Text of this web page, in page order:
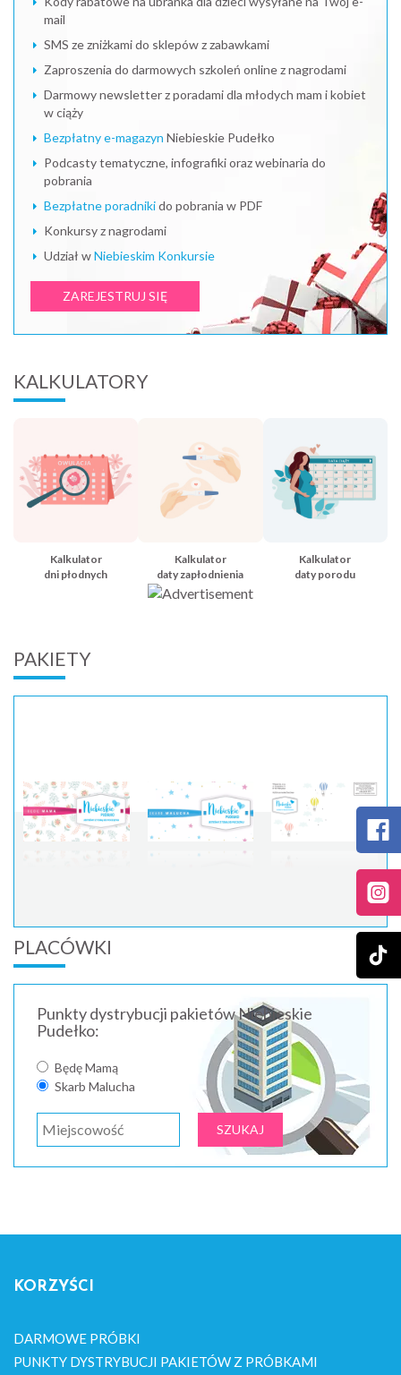
mail
SMS ze zniżkami do sklepów z zabawkami
Zaproszenia do darmowych szkoleń online z nagrodami
Darmowy newsletter z poradami dla młodych mam i kobiet
w ciąży
Bezpłatny e-magazyn Niebieskie Pudełko
Podcasty tematyczne, infografiki oraz webinaria do
pobrania
Bezpłatne poradnikido pobrania w PDF
Konkursy z nagrodami
Udział wNiebieskim Konkursie
ZAREJESTRUJ SIĘ
KALKULATORY
Kalkulator
dni płodnych
Kalkulator
daty zapłodnienia
Kalkulator
daty porodu
PAKIETY
PLACÓWKI
Punkty dystrybucji pakietów Niebieskie
Pudełko:
Będę Mamą
Skarb Malucha
KORZYŚCI
DARMOWE PRÓBKI
PUNKTY DYSTRYBUCJI PAKIETÓW Z PRÓBKAMI